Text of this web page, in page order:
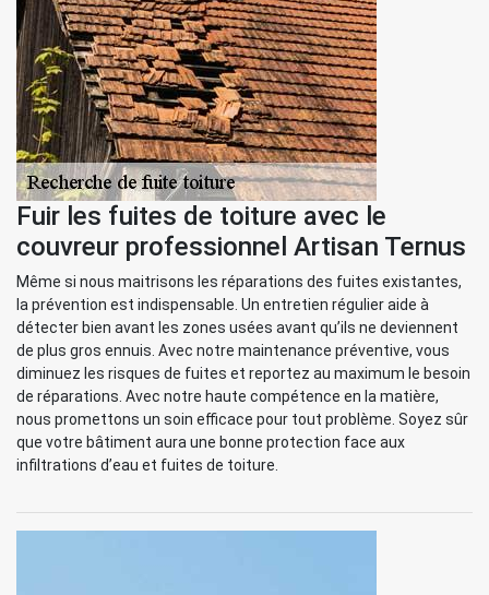
Fuir les fuites de toiture avec le
couvreur professionnel Artisan Ternus
Même si nous maitrisons les réparations des fuites existantes,
la prévention est indispensable. Un entretien régulier aide à
détecter bien avant les zones usées avant qu’ils ne deviennent
de plus gros ennuis. Avec notre maintenance préventive, vous
diminuez les risques de fuites et reportez au maximum le besoin
de réparations. Avec notre haute compétence en la matière,
nous promettons un soin efficace pour tout problème. Soyez sûr
que votre bâtiment aura une bonne protection face aux
infiltrations d’eau et fuites de toiture.